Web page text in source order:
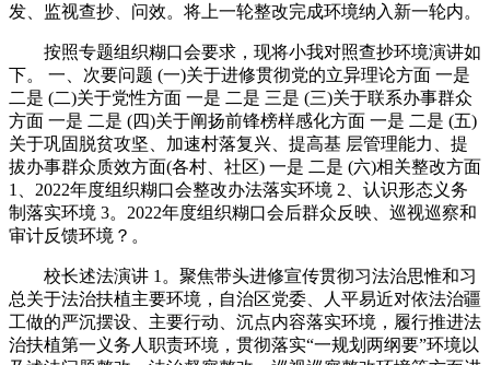
发、监视查抄、问效。将上一轮整改完成环境纳入新一轮内。
按照专题组织糊口会要求，现将小我对照查抄环境演讲如
下。 一、次要问题 (一)关于进修贯彻党的立异理论方面 一是
二是 (二)关于党性方面 一是 二是 三是 (三)关于联系办事群众
方面 一是 二是 (四)关于阐扬前锋榜样感化方面 一是 二是 (五)
关于巩固脱贫攻坚、加速村落复兴、提高基 层管理能力、提
拔办事群众质效方面(各村、社区) 一是 二是 (六)相关整改方面
1、2022年度组织糊口会整改办法落实环境 2、认识形态义务
制落实环境 3。2022年度组织糊口会后群众反映、巡视巡察和
审计反馈环境？。
校长述法演讲 1。聚焦带头进修宣传贯彻习法治思惟和习
总关于法治扶植主要环境，自治区党委、人平易近对依法治疆
工做的严沉摆设、主要行动、沉点内容落实环境，履行推进法
治扶植第一义务人职责环境，贯彻落实“一规划两纲要”环境以